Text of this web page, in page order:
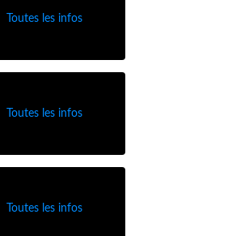
Toutes les infos
Toutes les infos
Toutes les infos